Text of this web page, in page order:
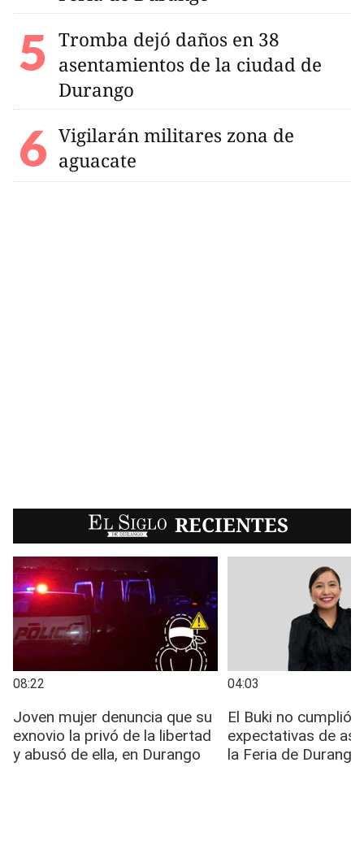
Tromba dejó daños en 38
asentamientos de la ciudad de
Durango
Vigilarán militares zona de
aguacate
EL SIGLO RECIENTES